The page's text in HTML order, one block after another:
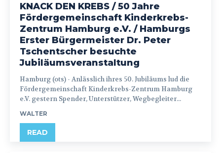
KNACK DEN KREBS / 50 Jahre
Fördergemeinschaft Kinderkrebs-
Zentrum Hamburg e.V. / Hamburgs
Erster Bürgermeister Dr. Peter
Tschentscher besuchte
Jubiläumsveranstaltung
Hamburg (ots) - Anlässlich ihres 50. Jubiläums lud die
Fördergemeinschaft Kinderkrebs-Zentrum Hamburg
e.V. gestern Spender, Unterstützer, Wegbegleiter...
WALTER
READ